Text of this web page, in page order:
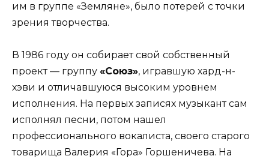
им в группе «Земляне», было потерей с точки
зрения творчества.
В 1986 году он собирает свой собственный
проект — группу «Союз», игравшую хард-н-
хэви и отличавшуюся высоким уровнем
исполнения. На первых записях музыкант сам
исполнял песни, потом нашел
профессионального вокалиста, своего старого
товарища Валерия «Гора» Горшеничева. На